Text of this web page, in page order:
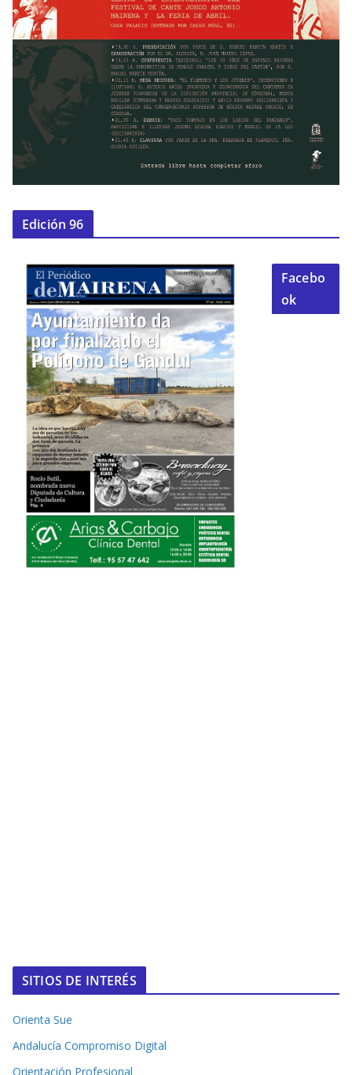
Edición 96
Facebo
ok
SITIOS DE INTERÉS
Orienta Sue
Andalucía Compromiso Digital
Orientación Profesional